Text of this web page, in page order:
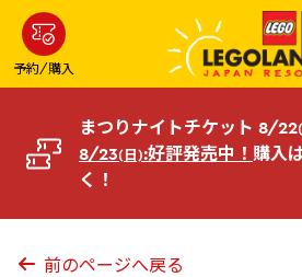
ン
コ
へ
予約/購入
まつりナイトチケット 8/22
8/23(日):好評発売中！ 購入
く！
前のページへ戻る